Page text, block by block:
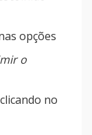
opções
o
no